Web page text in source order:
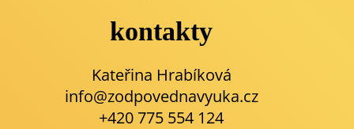
kontakty
Kateřina Hrabíková
info@zodpovednavyuka.cz
+420 775 554 124